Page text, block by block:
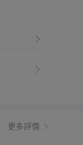
更多評價